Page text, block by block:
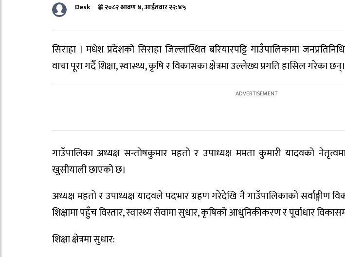
Desk २०८२ श्रावण ४, आईतवार २२:४५
सिराहा । मधेश प्रदेशको सिराहा जिल्लास्थित बरियारपट्टि गाउँपालिकामा
वाचा पूरा गर्दै शिक्षा, स्वास्थ्य, कृषि र विकासका क्षेत्रमा उल्लेख्य प्रगति हासिल गरेका छन्।
गाउँपालिका अध्यक्ष सन्तोषकुमार महतो र उपाध्यक्ष ममता कुमारी यादवको
खुसीयाली छाएको छ।
अध्यक्ष महतो र उपाध्यक्ष यादवले पदभार ग्रहण गरेदेखि नै गाउँपालिकाको सर्वाङ्गीण
शिक्षामा पहुँच विस्तार, स्वास्थ्य सेवामा सुधार, कृषिको आधुनिकीकरण र पूर्वाधार
शिक्षा क्षेत्रमा सुधार: